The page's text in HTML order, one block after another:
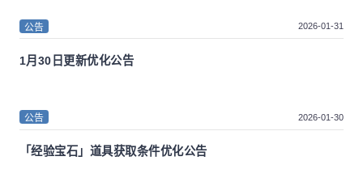
公告 2026-01-31
1月30日更新优化公告
公告 2026-01-30
「经验宝石」道具获取条件优化公告